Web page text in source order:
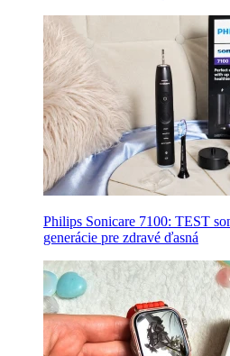
Philips Sonicare 7100: TEST
generácie pre zdravé ďasná